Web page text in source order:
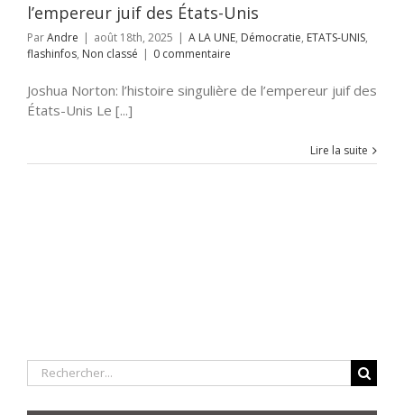
l’empereur juif des États-Unis
ParAndre | août 18th, 2025 | A LA UNE, Démocratie, ETATS-UNIS,
flashinfos, Non classé | 0 commentaire
Joshua Norton: l’histoire singulière de l’empereur juif des
États-Unis Le [...]
Lire la suite
Rechercher: